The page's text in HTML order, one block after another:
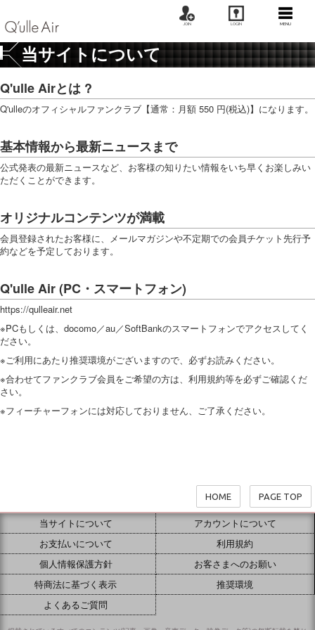
JOIN LOGIN MENU
当サイトについて
Q'ulle Airとは ?
Q'ulleのオフィシャルファンクラブ【通常：月額 550 円(税込)】になります。
基本情報から最新ニュースまで
公式発表の最新ニュースなど、お客様の知りたい情報をいち早くお楽しみい
ただくことができます。
オリジナルコンテンツが満載
会員登録されたお客様に、メールマガジンや不定期での会員チケット先行予
約などを予定しております。
Q'ulle Air (PC・スマートフォン)
https://qulleair.net
※PCもしくは、docomo／au／SoftBankのスマートフォンでアクセスしてく
ださい。
※ご利用にあたり推奨環境がございますので、必ずお読みください。
※合わせてファンクラブ会員をご希望の方は、利用規約等を必ずご確認くだ
さい。
※フィーチャーフォンには対応しておりません、ご了承ください。
HOME PAGE TOP
当サイトについて
アカウントについて
お支払いについて
利用規約
個人情報保護方針
お客さまへのお願い
特商法に基づく表示
推奨環境
よくあるご質問